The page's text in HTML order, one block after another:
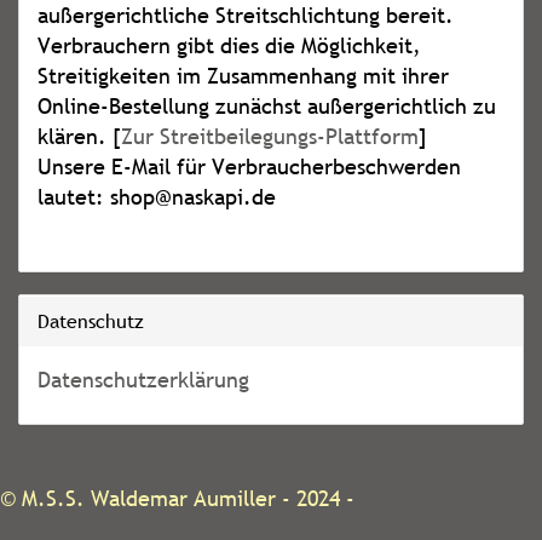
außergerichtliche Streitschlichtung bereit.
Verbrauchern gibt dies die Möglichkeit,
Streitigkeiten im Zusammenhang mit ihrer
Online-Bestellung zunächst außergerichtlich zu
klären. [Zur Streitbeilegungs-Plattform]
Unsere E-Mail für Verbraucherbeschwerden
lautet: shop@naskapi.de
Datenschutz
Datenschutzerklärung
© M.S.S. Waldemar Aumiller - 2024 -